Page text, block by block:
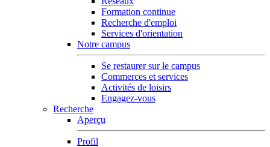
Formation continue
Recherche d'emploi
Services d'orientation
Notre campus
Se restaurer sur le campus
Commerces et services
Activités de loisirs
Engagez-vous
Recherche
Aperçu
Profil